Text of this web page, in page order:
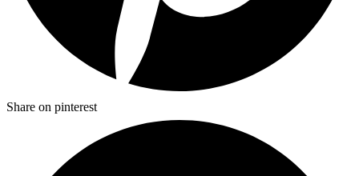
Share on pinterest